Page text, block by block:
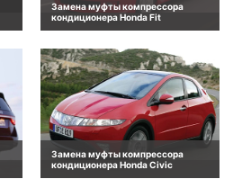
Замена муфты компрессора
кондиционера Honda Fit
Замена муфты компрессора
кондиционера Honda Civic